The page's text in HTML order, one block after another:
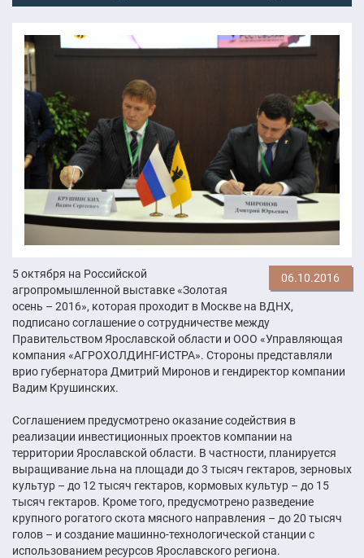
06.10.2016
5 октября на Российской
агропромышленной выставке «Золотая
осень – 2016», которая проходит в Москве на ВДНХ,
подписано соглашение о сотрудничестве между
Правительством Ярославской области и ООО «Управляющая
компания «АГРОХОЛДИНГ-ИСТРА». Стороны представляли
врио губернатора Дмитрий Миронов и гендиректор компании
Вадим Крушинских.
Соглашением предусмотрено оказание содействия в
реализации инвестиционных проектов компании на
территории Ярославской области. В частности, планируется
выращивание льна на площади до 3 тысяч гектаров, зерновых
культур – до 12 тысяч гектаров, кормовых культур – до 15
тысяч гектаров. Кроме того, предусмотрено разведение
крупного рогатого скота мясного направления – до 20 тысяч
голов – и создание машинно-технологической станции с
использованием ресурсов Ярославского региона.